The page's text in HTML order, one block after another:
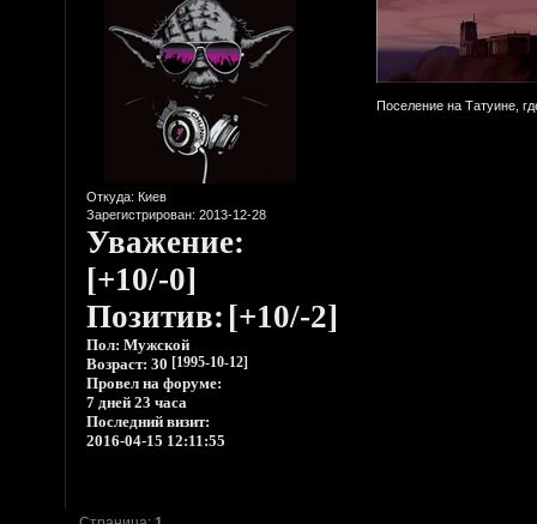
Откуда: Киев
Зарегистрирован: 2013-12-28
Уважение:
[+10/-0]
Позитив: [+10/-2]
Пол: Мужской
Возраст: 30 [1995-10-12]
Провел на форуме:
7 дней 23 часа
Последний визит:
2016-04-15 12:11:55
Поселение на Татуине,